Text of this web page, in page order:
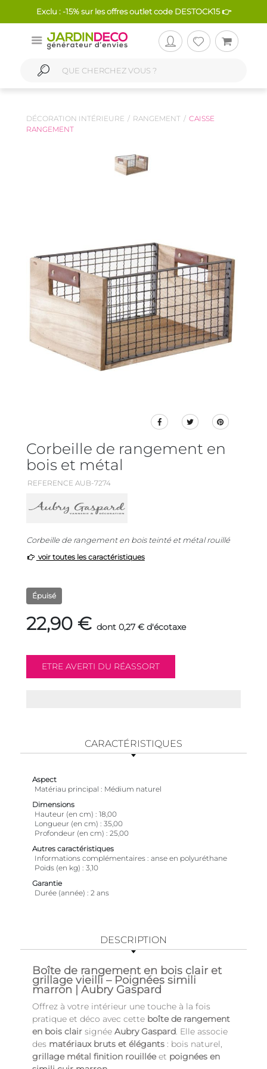
Exclu : -15% sur les offres outlet code DESTOCK15 👉
DÉCORATION INTÉRIEURE RANGEMENT
CAISSE
RANGEMENT
Corbeille de rangement en
bois et métal
REFERENCE AUB-7274
Corbeille de rangement en bois teinté et métal rouillé
voir toutes les caractéristiques
Épuisé
22,90 € dont 0,27 € d'écotaxe
CARACTÉRISTIQUES
Aspect
Matériau principal
Médium naturel
Dimensions
Hauteur (en cm)
18,00
Longueur (en cm)
35,00
Profondeur (en cm)
25,00
Autres caractéristiques
Informations complémentaires anse en polyuréthane
Poids (en kg)
3,10
Garantie
Durée (année)
2 ans
DESCRIPTION
Boîte de rangement en bois clair et
grillage vieilli – Poignées simili
marron | Aubry Gaspard
Offrez à votre intérieur une touche à la fois
pratique et déco avec cette boîte de rangement
en bois clair signée Aubry Gaspard. Elle associe
des matériaux bruts et élégants : bois naturel,
grillage métal finition rouilléeet poignées en